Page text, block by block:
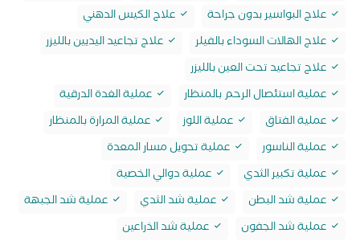
علاج البواسير بدون جراحة
علاج الكيس الدهني
علاج الهالات السوداء بالفيلر
علاج تجاعيد اليديين بالليزر
علاج تجاعيد تحت العين بالليزر
عملية استئصال الرحم بالمنظار
عملية الغدة الدرقية
عملية الفتاق
عملية اللوز
عملية المرارة بالمنظار
عملية الناسور
عملية تحويل مسار المعدة
عملية تكبير الثدي
عملية دوالي الخصية
عملية شد البطن
عملية شد الثدي
عملية شد الجبهة
عملية شد الجفون
عملية شد الذراعين